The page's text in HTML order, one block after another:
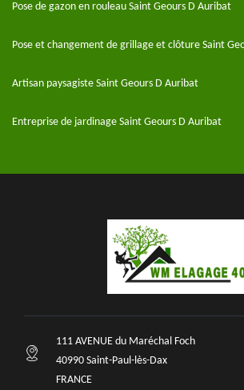
Pose de gazon en rouleau Saint Geours D Auribat
Pose et changement de grillage et clôture Saint
Artisan paysagiste Saint Geours D Auribat
Entreprise de jardinage Saint Geours D Auribat
111 AVENUE du Maréchal Foch
40990 Saint-Paul-lès-Dax
FRANCE